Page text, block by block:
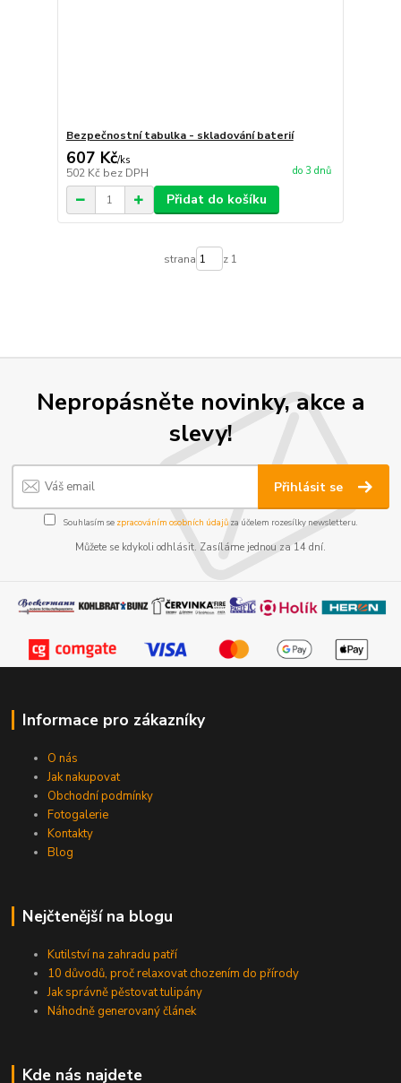
Bezpečnostní tabulka - skladování baterií
607 Kč/ks
502 Kč bez DPH do 3 dnů
Přidat do košíku
strana z 1
Nepropásněte novinky, akce a
slevy!
Přihlásit se
Souhlasím se zpracováním osobních údajůza účelem rozesílky newsletteru.
Můžete se kdykoli odhlásit. Zasíláme jednou za 14 dní.
Informace pro zákazníky
O nás
Jak nakupovat
Obchodní podmínky
Fotogalerie
Kontakty
Blog
Nejčtenější na blogu
Kutilství na zahradu patří
10 důvodů, proč relaxovat chozením do přírody
Jak správně pěstovat tulipány
Náhodně generovaný článek
Kde nás najdete